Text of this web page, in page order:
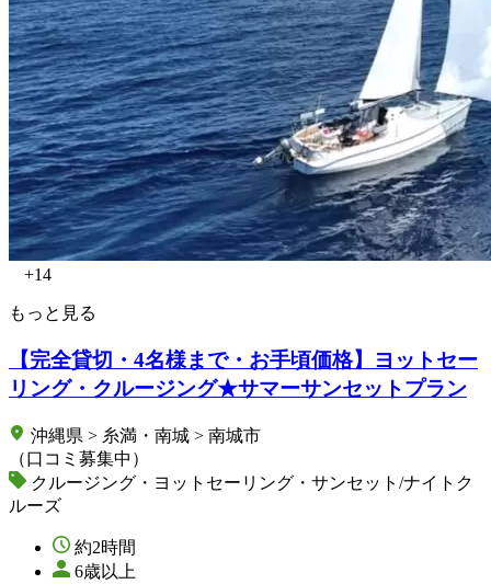
+14
もっと見る
【完全貸切・4名様まで・お手頃価格】ヨットセー
リング・クルージング★サマーサンセットプラン
沖縄県 > 糸満・南城 > 南城市
（口コミ募集中）
クルージング・ヨットセーリング・サンセット/ナイトク
ルーズ
約2時間
6歳以上